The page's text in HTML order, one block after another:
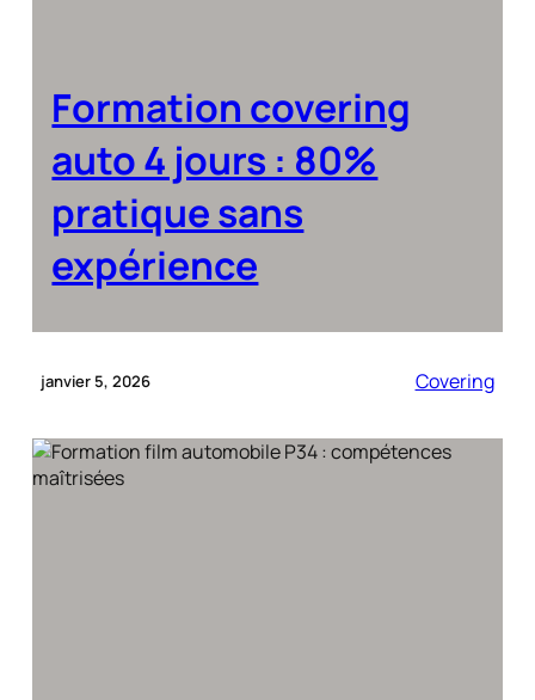
Formation covering
auto 4 jours : 80%
pratique sans
expérience
janvier 5, 2026 Covering